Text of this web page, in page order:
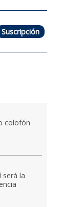
Suscripción
colofón
será la